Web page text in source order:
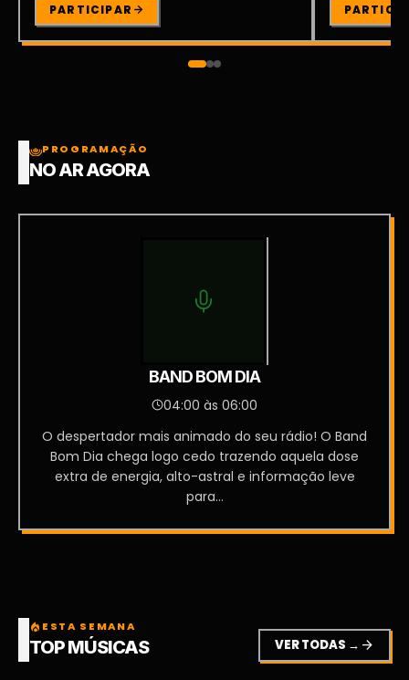
PARTICIPAR
PROGRAMAÇÃO
NO AR AGORA
BAND BOM DIA
04:00 às 06:00
O despertador mais animado do seu rádio! O Band
Bom Dia chega logo cedo trazendo aquela dose
extra de energia, alto-astral e informação leve
para...
local_fire_department ESTA SEMANA
TOP MÚSICAS VER TODAS → arrow_forward